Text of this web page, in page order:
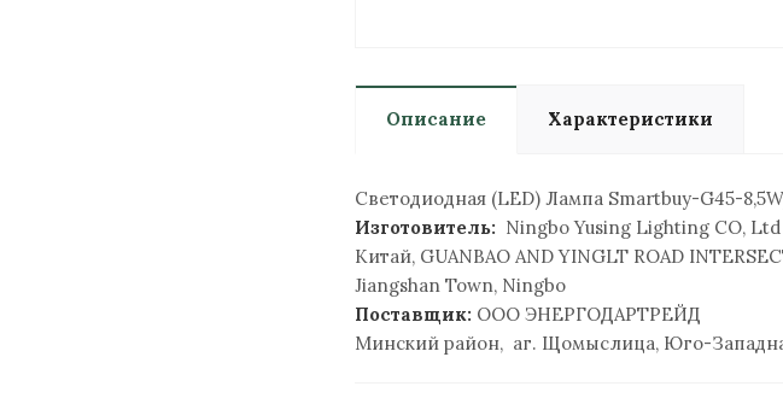
Описание Характеристики
Светодиодная (LED) Лампа Smartbuy-G45-
Изготовитель: Ningbo Yusing Lighting CO, Ltd
Китай, GUANBAO AND YINGLT ROAD
Jiangshan Town, Ningbo
Поставщик: ООО ЭНЕРГОДАРТРЕЙД
Минский район, аг. Щомыслица, Юго-